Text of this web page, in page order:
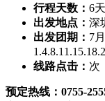
行程天数： 6天
出发地点： 深
出发团期： 7
线路点击： 次
预定热线：0755-